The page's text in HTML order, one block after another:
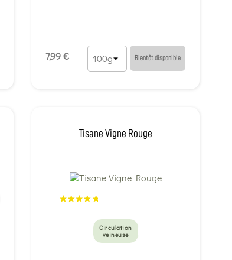
7,99 € Bientôt disponible
Tisane Vigne Rouge
Circulation
veineuse